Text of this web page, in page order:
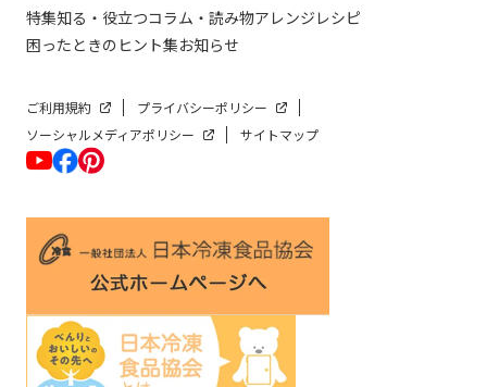
特集知る・役立つコラム・読み物アレンジレシピ
困ったときのヒント集お知らせ
ご利用規約
プライバシーポリシー
ソーシャルメディアポリシー
サイトマップ